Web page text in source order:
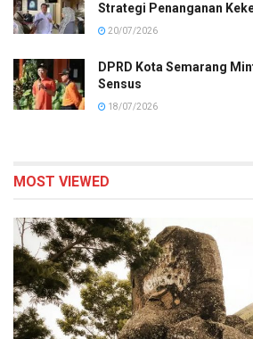
Strategi Penanganan
20/07/2026
DPRD Kota Semarang
Sensus
18/07/2026
MOST VIEWED